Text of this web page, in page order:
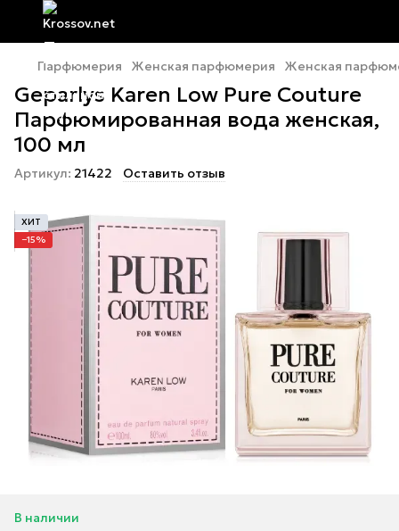
Парфюмерия Женская парфюмерия Женская
Geparlys Karen Low Pure Couture
Парфюмированная вода женская,
100 мл
Артикул: 21422 Оставить отзыв
ХИТ
−15%
В наличии